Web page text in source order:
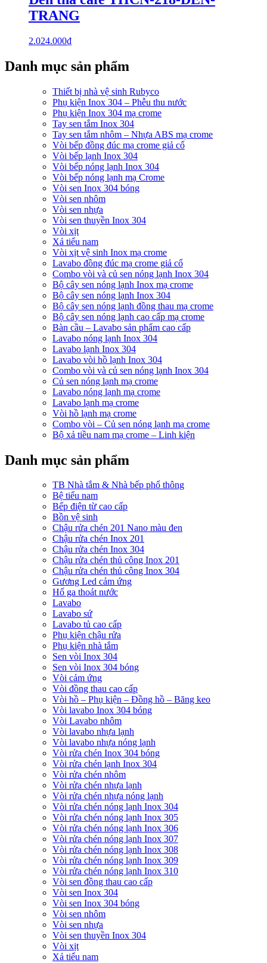
TRANG
2.024.000₫
Danh mục sản phẩm
Thiết bị nhà vệ sinh Rubyco
Phụ kiện Inox 304 – Phễu thu nước
Phụ kiện Inox 304 mạ crome
Tay sen tắm Inox 304
Tay sen tắm nhôm – Nhựa ABS mạ crome
Vòi bếp đồng đúc mạ crome giả cổ
Vòi bếp lạnh Inox 304
Vòi bếp nóng lạnh Inox 304
Vòi bếp nóng lạnh mạ Crome
Vòi sen Inox 304 bóng
Vòi sen nhôm
Vòi sen nhựa
Vòi sen thuyền Inox 304
Vòi xịt
Xả tiểu nam
Vòi xịt vệ sinh Inox mạ crome
Lavabo đồng đúc mạ crome giả cổ
Combo vòi và củ sen nóng lạnh Inox 304
Bộ cây sen nóng lạnh Inox mạ crome
Bộ cây sen nóng lạnh Inox 304
Bộ cây sen nóng lạnh đồng thau mạ crome
Bộ cây sen nóng lạnh cao cấp mạ crome
Bàn cầu – Lavabo sản phẩm cao cấp
Lavabo nóng lạnh Inox 304
Lavabo lạnh Inox 304
Lavabo vòi hồ lạnh Inox 304
Combo vòi và củ sen nóng lạnh Inox 304
Củ sen nóng lạnh mạ crome
Lavabo nóng lạnh mạ crome
Lavabo lạnh mạ crome
Vòi hồ lạnh mạ crome
Combo vòi – Củ sen nóng lạnh mạ crome
Bộ xả tiều nam mạ crome – Linh kiện
Danh mục sản phẩm
TB Nhà tắm & Nhà bếp phổ thông
Bệ tiểu nam
Bếp điện từ cao cấp
Bồn vệ sinh
Chậu rửa chén 201 Nano màu đen
Chậu rửa chén Inox 201
Chậu rửa chén Inox 304
Chậu rửa chén thủ công Inox 201
Chậu rửa chén thủ công Inox 304
Gương Led cảm ứng
Hố ga thoát nước
Lavabo
Lavabo sứ
Lavabo tủ cao cấp
Phụ kiện chậu rửa
Phụ kiện nhà tắm
Sen vòi Inox 304
Sen vòi Inox 304 bóng
Vòi cảm ứng
Vòi đồng thau cao cấp
Vòi hồ – Phụ kiện – Đồng hồ – Băng keo
Vòi lavabo Inox 304 bóng
Vòi Lavabo nhôm
Vòi lavabo nhựa lạnh
Vòi lavabo nhựa nóng lạnh
Vòi rửa chén Inox 304 bóng
Vòi rửa chén lạnh Inox 304
Vòi rửa chén nhôm
Vòi rửa chén nhựa lạnh
Vòi rửa chén nhựa nóng lạnh
Vòi rửa chén nóng lạnh Inox 304
Vòi rửa chén nóng lạnh Inox 305
Vòi rửa chén nóng lạnh Inox 306
Vòi rửa chén nóng lạnh Inox 307
Vòi rửa chén nóng lạnh Inox 308
Vòi rửa chén nóng lạnh Inox 309
Vòi rửa chén nóng lạnh Inox 310
Vòi sen đồng thau cao cấp
Vòi sen Inox 304
Vòi sen Inox 304 bóng
Vòi sen nhôm
Vòi sen nhựa
Vòi sen thuyền Inox 304
Vòi xịt
Xả tiểu nam